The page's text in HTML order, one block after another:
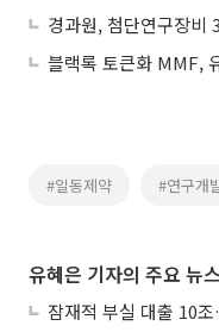
블랙록 토큰화 MMF,
#일동제약 #연구개
유혜은 기자의 주요 뉴스
잠재적 부실 대출 10